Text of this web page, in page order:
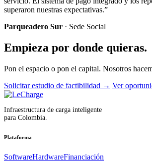
superaron nuestras expectativas.”
Parqueadero Sur · Sede Social
Empieza por donde quieras.
Pon el espacio o pon el capital. Nosotros
Solicitar estudio de factibilidad → Ver
Infraestructura de carga inteligente
para Colombia.
Plataforma
SoftwareHardwareFinanciación